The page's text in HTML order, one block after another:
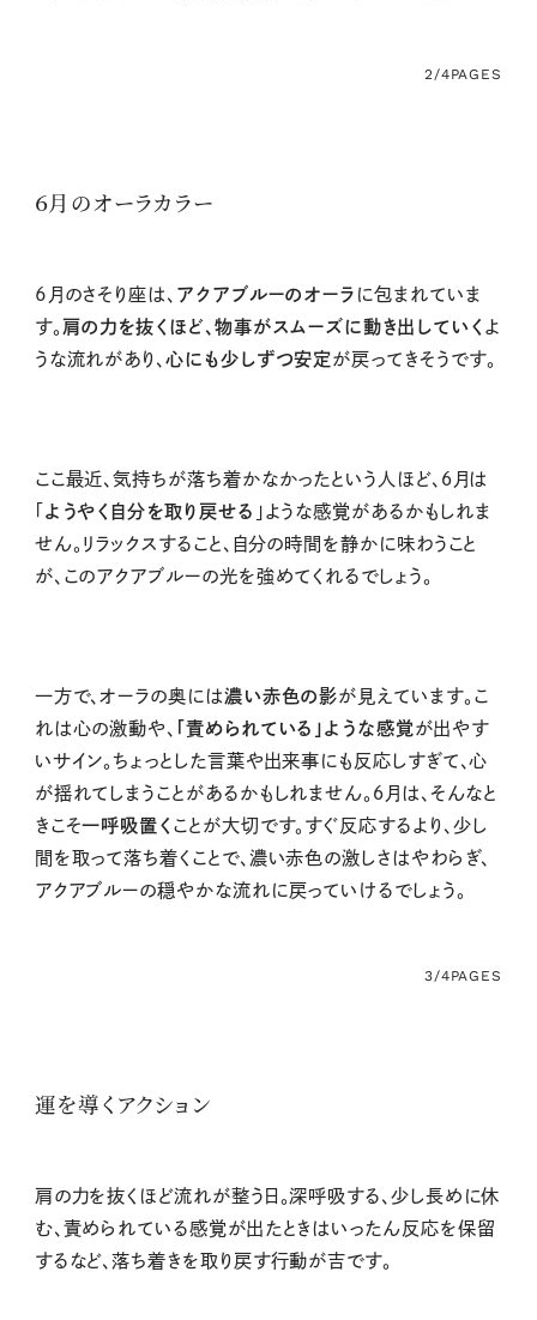
2/4PAGES
６月のオーラカラー
6月のさそり座は、 アクアブルーのオーラ に包まれていま
す。 肩の力を抜くほど、物事がスムーズに動き出していく よ
うな流れがあり、心にも少しずつ安定が戻ってきそうです。
ここ最近、気持ちが落ち着かなかったという人ほど、６月は
ようやく自分を取り戻せる 」ような感覚があるかもしれま
せん。リラックスすること、自分の時間を静かに味わうこと
が、このアクアブルーの光を強めてくれるでしょう。
一方で、オーラの奥には濃い赤色の影が見えています。こ
れは心の激動や、
「責められている」ような感覚 が出やす
いサイン。ちょっとした言葉や出来事にも反応しすぎて、心
が揺れてしまうことがあるかもしれません。６月は、そんなと
きこそ一呼吸置く ことが大切です。すぐ反応するより、少し
間を取って落ち着くことで、濃い赤色の激しさはやわらぎ、
アクアブルーの穏やかな流れに戻っていけるでしょう。
3/4PAGES
運を導くアクション
肩の力を抜くほど流れが整う日。深呼吸する、少し長めに休
む、責められている感覚が出たときはいったん反応を保留
するなど、落ち着きを取り戻す行動が吉です。